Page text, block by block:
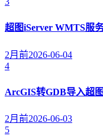
超图iServer WMTS服
2月前2026-06-04
4
ArcGIS转GDB导入超
2月前2026-06-03
5